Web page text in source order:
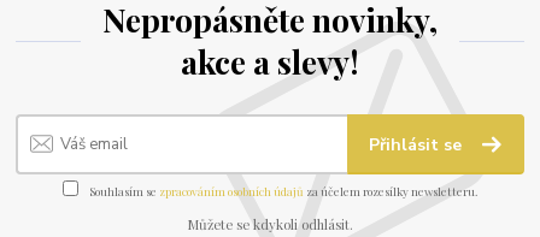
Nepropásněte novinky,
akce a slevy!
Přihlásit se
Souhlasím se zpracováním osobních údajů za účelem rozesílky newsletteru.
Můžete se kdykoli odhlásit.